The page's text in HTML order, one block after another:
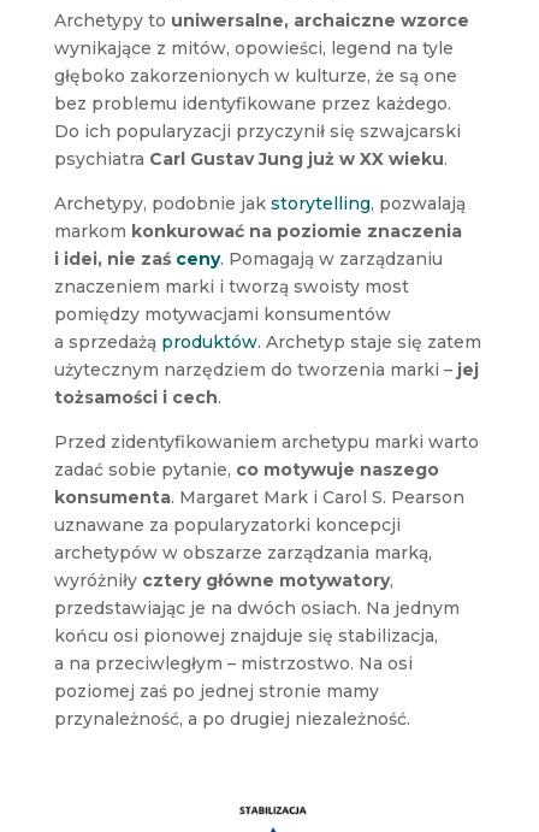
Archetypy to uniwersalne, archaiczne wzorce
wynikające z mitów, opowieści, legend na tyle
głęboko zakorzenionych w kulturze, że są one
bez problemu identyfikowane przez każdego.
Do ich popularyzacji przyczynił się szwajcarski
psychiatra Carl Gustav Jung już w XX wieku.
Archetypy, podobnie jak storytelling, pozwalają
markom konkurować na poziomie znaczenia
i idei, nie zaś ceny. Pomagają w zarządzaniu
znaczeniem marki i tworzą swoisty most
pomiędzy motywacjami konsumentów
a sprzedażą produktów. Archetyp staje się zatem
użytecznym narzędziem do tworzenia marki – jej
tożsamości i cech.
Przed zidentyfikowaniem archetypu marki warto
zadać sobie pytanie, co motywuje naszego
konsumenta. Margaret Mark i Carol S. Pearson
uznawane za popularyzatorki koncepcji
archetypów w obszarze zarządzania marką,
wyróżniły cztery główne motywatory,
przedstawiając je na dwóch osiach. Na jednym
końcu osi pionowej znajduje się stabilizacja,
a na przeciwległym – mistrzostwo. Na osi
poziomej zaś po jednej stronie mamy
przynależność, a po drugiej niezależność.